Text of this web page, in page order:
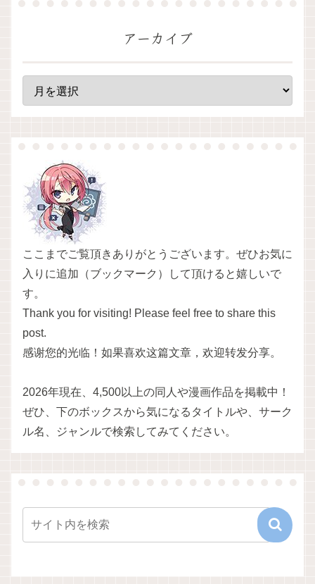
アーカイブ
ここまでご覧頂きありがとうございます。ぜひお気に
入りに追加（ブックマーク）して頂けると嬉しいで
す。
Thank you for visiting! Please feel free to share this
post.
感谢您的光临！如果喜欢这篇文章，欢迎转发分享。
2026年現在、4,500以上の同人や漫画作品を掲載中！
ぜひ、下のボックスから気になるタイトルや、サーク
ル名、ジャンルで検索してみてください。